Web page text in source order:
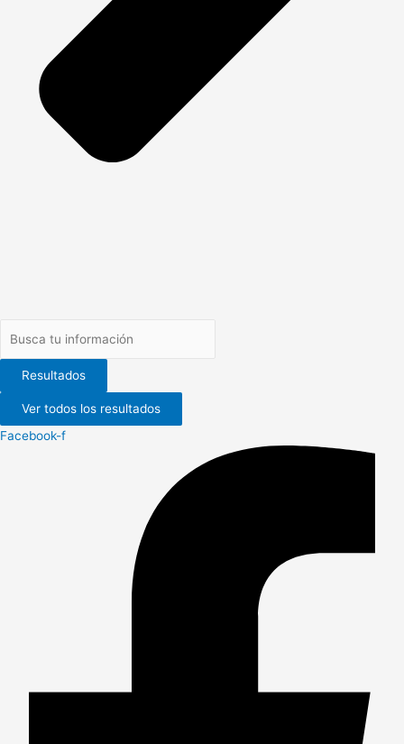
Resultados
Ver todos los resultados
Facebook-f